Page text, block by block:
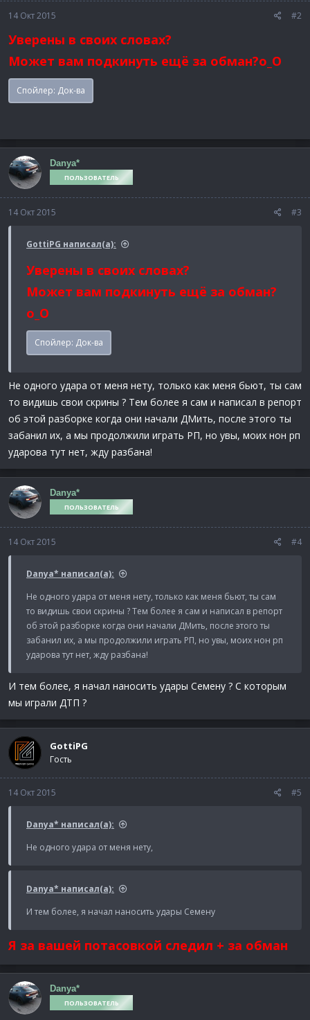
14 Окт 2015 #2
Уверены в своих словах?
Может вам подкинуть ещё за обман?o_O
Спойлер: Док-ва
Danya*
ПОЛЬЗОВАТЕЛЬ
14 Окт 2015 #3
GottiPG написал(а):
Уверены в своих словах?
Может вам подкинуть ещё за обман?
o_O
Спойлер: Док-ва
Не одного удара от меня нету, только как меня бьют, ты сам
то видишь свои скрины ? Тем более я сам и написал в репорт
об этой разборке когда они начали ДМить, после этого ты
забанил их, а мы продолжили играть РП, но увы, моих нон рп
ударова тут нет, жду разбана!
Danya*
ПОЛЬЗОВАТЕЛЬ
14 Окт 2015 #4
Danya* написал(а):
Не одного удара от меня нету, только как меня бьют, ты сам
то видишь свои скрины ? Тем более я сам и написал в репорт
об этой разборке когда они начали ДМить, после этого ты
забанил их, а мы продолжили играть РП, но увы, моих нон рп
ударова тут нет, жду разбана!
И тем более, я начал наносить удары Семену ? С которым
мы играли ДТП ?
GottiPG
Гость
14 Окт 2015 #5
Danya* написал(а):
Не одного удара от меня нету,
Danya* написал(а):
И тем более, я начал наносить удары Семену
Я за вашей потасовкой следил + за обман
Danya*
ПОЛЬЗОВАТЕЛЬ